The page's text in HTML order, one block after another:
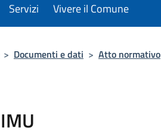
Servizi Vivere il Comune
> Documenti e dati > Atto normativo